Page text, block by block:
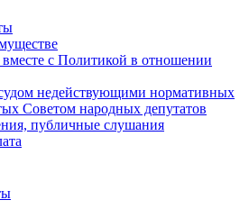
с Политикой в отношении
недействующими нормативных
Советом народных депутатов
публичные слушания